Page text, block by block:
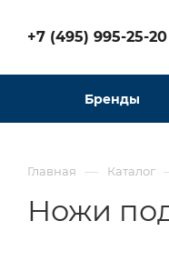
+7 (495) 995-25-20​
Бренды
Главная — Каталог
Ножи